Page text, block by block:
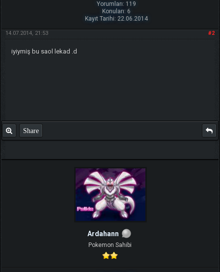
Yorumları: 119
Konuları: 6
Kayıt Tarihi: 22.06.2014
#2
14.07.2014, 21:53
iyiymiş bu saol lekad .d
Share
Ardahann
Pokemon Sahibi